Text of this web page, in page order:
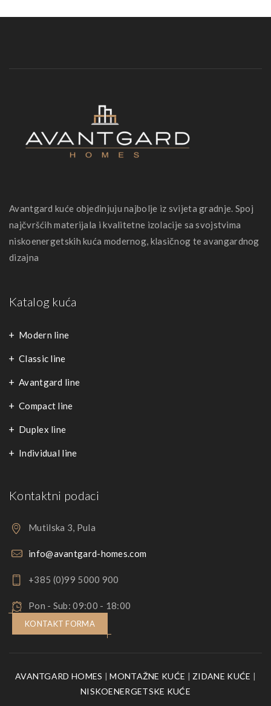
Avantgard kuće objedinjuju najbolje iz svijeta gradnje. Spoj
najčvršćih materijala i kvalitetne izolacije sa svojstvima
niskoenergetskih kuća modernog, klasičnog te avangardnog
dizajna
Katalog kuća
Modern line
Classic line
Avantgard line
Compact line
Duplex line
Individual line
Kontaktni podaci
Mutilska 3, Pula
info@avantgard-homes.com
+385 (0)99 5000 900
Pon - Sub: 09:00 - 18:00
KONTAKT FORMA
AVANTGARD HOMES |MONTAŽNE KUĆE | ZIDANE KUĆE |
NISKOENERGETSKE KUĆE